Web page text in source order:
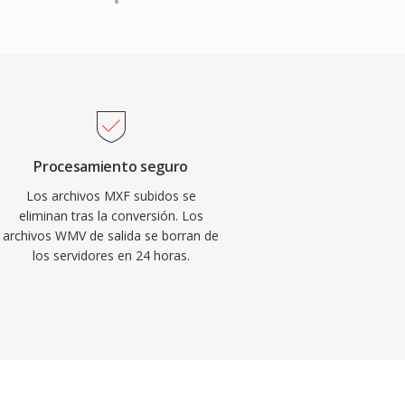
Procesamiento seguro
Los archivos MXF subidos se
eliminan tras la conversión. Los
archivos WMV de salida se borran de
los servidores en 24 horas.